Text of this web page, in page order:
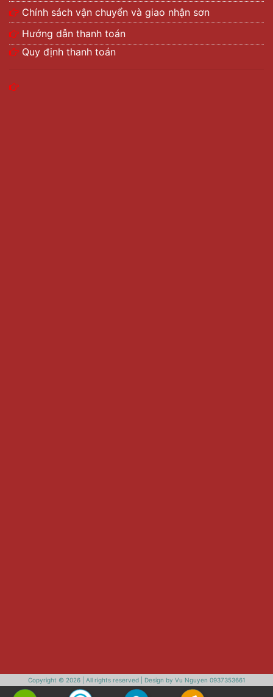
Chính sách vận chuyển và giao nhận sơn
Hướng dẫn thanh toán
Quy định thanh toán
Copyright © 2026 | All rights reserved | Design by Vu Nguyen 0937353661